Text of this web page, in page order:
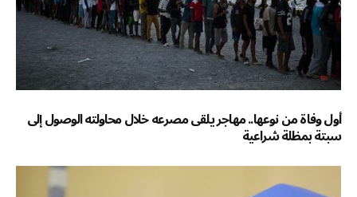
أول وفاة من نوعها.. مهاجر يلقى مصرعه خلال محاولته الوصول إلى
سبتة بمظلة شراعية